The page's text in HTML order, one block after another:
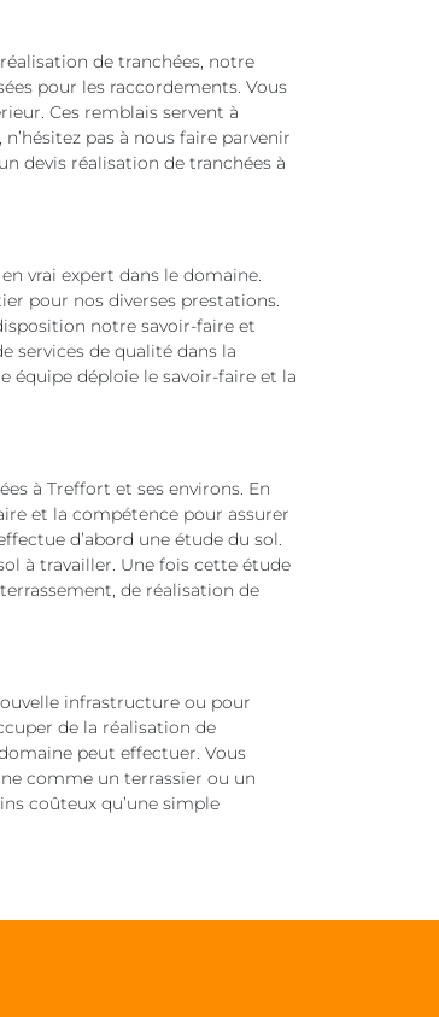
de tranchées, notre
pour les raccordements. Vous
Ces remblais servent à
pas à nous faire parvenir
devis réalisation de tranchées à
vrai expert dans le domaine.
pour nos diverses prestations.
notre savoir-faire et
services de qualité dans la
équipe déploie le savoir-faire et la
à Treffort et ses environs. En
et la compétence pour assurer
d’abord une étude du sol.
à travailler. Une fois cette étude
de réalisation de
infrastructure ou pour
de la réalisation de
peut effectuer. Vous
comme un terrassier ou un
coûteux qu’une simple